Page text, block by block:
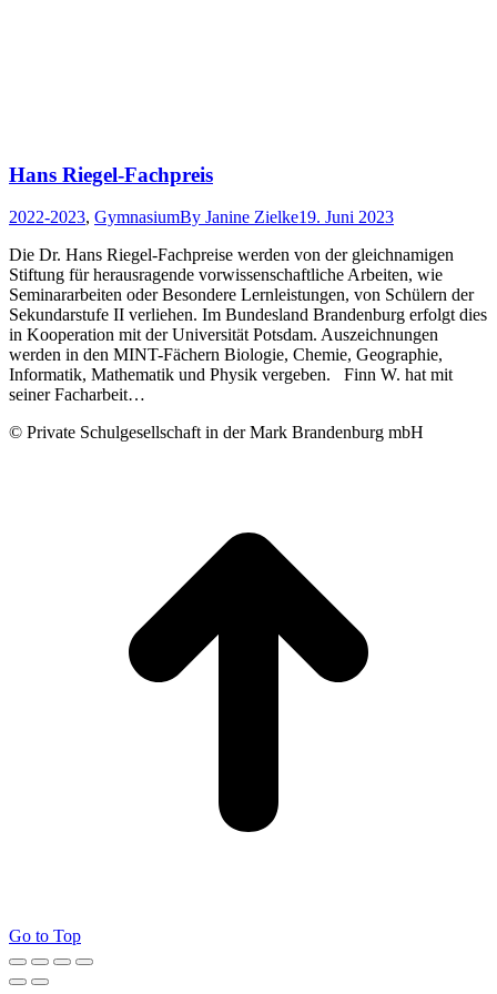
Hans Riegel-Fachpreis
2022-2023, GymnasiumBy Janine Zielke19. Juni 2023
Die Dr. Hans Riegel-Fachpreise werden von der gleichnamigen
Stiftung für herausragende vorwissenschaftliche Arbeiten, wie
Seminararbeiten oder Besondere Lernleistungen, von Schülern der
Sekundarstufe II verliehen. Im Bundesland Brandenburg erfolgt dies
in Kooperation mit der Universität Potsdam. Auszeichnungen
werden in den MINT-Fächern Biologie, Chemie, Geographie,
Informatik, Mathematik und Physik vergeben. Finn W. hat mit
seiner Facharbeit…
© Private Schulgesellschaft in der Mark Brandenburg mbH
Go to Top